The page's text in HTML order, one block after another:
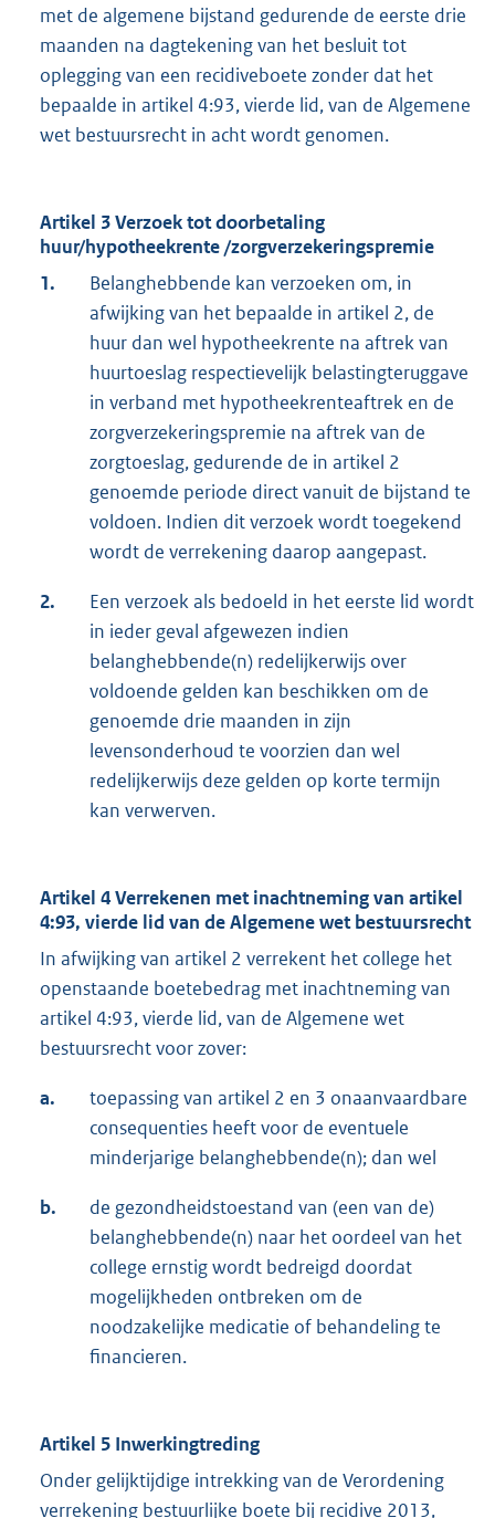
met de algemene bijstand gedurende de eerste drie
maanden na dagtekening van het besluit tot
oplegging van een recidiveboete zonder dat het
bepaalde in artikel 4:93, vierde lid, van de Algemene
wet bestuursrecht in acht wordt genomen.
Artikel 3 Verzoek tot doorbetaling
huur/hypotheekrente /zorgverzekeringspremie
1.
Belanghebbende kan verzoeken om, in
afwijking van het bepaalde in artikel 2, de
huur dan wel hypotheekrente na aftrek van
huurtoeslag respectievelijk belastingteruggave
in verband met hypotheekrenteaftrek en de
zorgverzekeringspremie na aftrek van de
zorgtoeslag, gedurende de in artikel 2
genoemde periode direct vanuit de bijstand te
voldoen. Indien dit verzoek wordt toegekend
wordt de verrekening daarop aangepast.
2.
Een verzoek als bedoeld in het eerste lid wordt
in ieder geval afgewezen indien
belanghebbende(n) redelijkerwijs over
voldoende gelden kan beschikken om de
genoemde drie maanden in zijn
levensonderhoud te voorzien dan wel
redelijkerwijs deze gelden op korte termijn
kan verwerven.
Artikel 4 Verrekenen met inachtneming van artikel
4:93, vierde lid van de Algemene wet bestuursrecht
In afwijking van artikel 2 verrekent het college het
openstaande boetebedrag met inachtneming van
artikel 4:93, vierde lid, van de Algemene wet
bestuursrecht voor zover:
a.
toepassing van artikel 2 en 3 onaanvaardbare
consequenties heeft voor de eventuele
minderjarige belanghebbende(n); dan wel
b.
de gezondheidstoestand van (een van de)
belanghebbende(n) naar het oordeel van het
college ernstig wordt bedreigd doordat
mogelijkheden ontbreken om de
noodzakelijke medicatie of behandeling te
financieren.
Artikel 5 Inwerkingtreding
Onder gelijktijdige intrekking van de Verordening
verrekening bestuurlijke boete bij recidive 2013,